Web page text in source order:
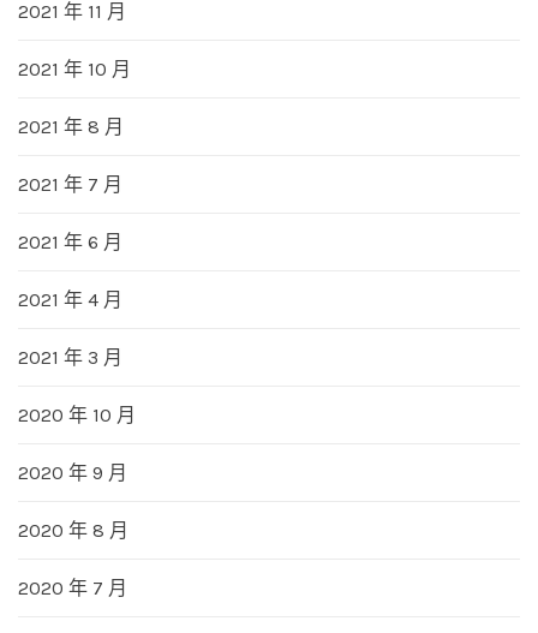
2021 年 11 月
2021 年 10 月
2021 年 8 月
2021 年 7 月
2021 年 6 月
2021 年 4 月
2021 年 3 月
2020 年 10 月
2020 年 9 月
2020 年 8 月
2020 年 7 月